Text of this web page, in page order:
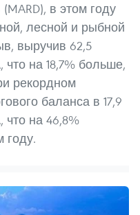
в этом году
лесной и рыбной
выручив 62,5
на 18,7% больше,
рекордном
баланса в 17,9
на 46,8%